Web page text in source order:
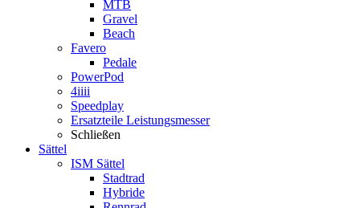
MTB
Gravel
Beach
Favero
Pedale
PowerPod
4iiii
Speedplay
Ersatzteile Leistungsmesser
Schließen
Sättel
ISM Sättel
Stadtrad
Hybride